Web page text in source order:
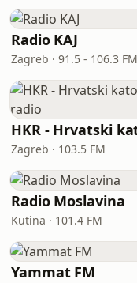
Radio KAJ
Zagreb · 91.5 - 106.3 FM
Zagreb · 103.5 FM
Radio Moslavina
Kutina · 101.4 FM
Yammat FM